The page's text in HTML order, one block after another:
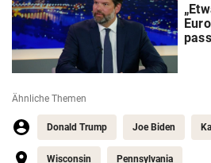
Ähnliche Themen
Donald Trump Joe Biden
Wisconsin Pennsylvania